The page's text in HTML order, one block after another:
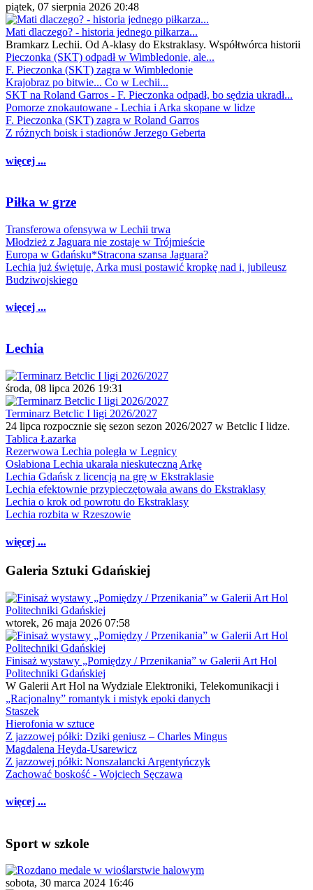
piątek, 07 sierpnia 2026 20:48
Mati dlaczego? - historia jednego piłkarza...
Bramkarz Lechii. Od A-klasy do Ekstraklasy. Współtwórca historii
Pieczonka (SKT) odpadł w Wimbledonie, ale...
F. Pieczonka (SKT) zagra w Wimbledonie
Krajobraz po bitwie... Co w Lechii...
SKT na Roland Garros - F. Pieczonka odpadł, bo sędzia ukradł...
Pomorze znokautowane - Lechia i Arka skopane w lidze
F. Pieczonka (SKT) zagra w Roland Garros
Z różnych boisk i stadionów Jerzego Geberta
więcej ...
Piłka w grze
Transferowa ofensywa w Lechii trwa
Młodzież z Jaguara nie zostaje w Trójmieście
Europa w Gdańsku*Stracona szansa Jaguara?
Lechia już świętuje, Arka musi postawić kropkę nad i, jubileusz
Budziwojskiego
więcej ...
Lechia
środa, 08 lipca 2026 19:31
Terminarz Betclic I ligi 2026/2027
24 lipca rozpocznie się sezon sezon 2026/2027 w Betclic I lidze.
Tablica Łazarka
Rezerwowa Lechia poległa w Legnicy
Osłabiona Lechia ukarała nieskuteczną Arkę
Lechia Gdańsk z licencją na grę w Ekstraklasie
Lechia efektownie przypieczętowała awans do Ekstraklasy
Lechia o krok od powrotu do Ekstraklasy
Lechia rozbita w Rzeszowie
więcej ...
Galeria Sztuki Gdańskiej
wtorek, 26 maja 2026 07:58
Finisaż wystawy „Pomiędzy / Przenikania” w Galerii Art Hol
Politechniki Gdańskiej
W Galerii Art Hol na Wydziale Elektroniki, Telekomunikacji i
„Racjonalny” romantyk i mistyk epoki danych
Staszek
Hierofonia w sztuce
Z jazzowej półki: Dziki geniusz – Charles Mingus
Magdalena Heyda-Usarewicz
Z jazzowej półki: Nonszalancki Argentyńczyk
Zachować boskość - Wojciech Sęczawa
więcej ...
Sport w szkole
sobota, 30 marca 2024 16:46